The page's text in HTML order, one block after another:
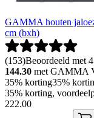
GAMMA houten
cm (bxh)
(153)Beoordeeld met
144.30 met GAMMA
35% korting35%
35% korting,
222.00